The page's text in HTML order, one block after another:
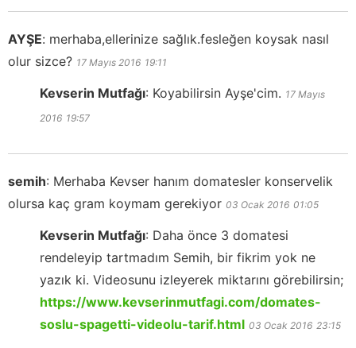
AYŞE: merhaba,ellerinize sağlık.fesleğen koysak nasıl
olur sizce? 17 Mayıs 2016 19:11
Kevserin Mutfağı: Koyabilirsin Ayşe'cim. 17 Mayıs
2016 19:57
semih: Merhaba Kevser hanım domatesler konservelik
olursa kaç gram koymam gerekiyor 03 Ocak 2016 01:05
Kevserin Mutfağı: Daha önce 3 domatesi
rendeleyip tartmadım Semih, bir fikrim yok ne
yazık ki. Videosunu izleyerek miktarını görebilirsin;
https://www.kevserinmutfagi.com/domates-
soslu-spagetti-videolu-tarif.html 03 Ocak 2016 23:15